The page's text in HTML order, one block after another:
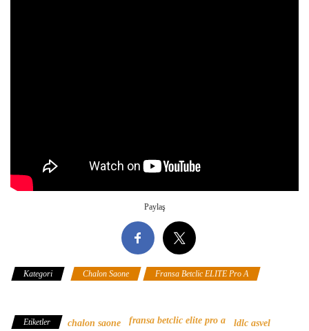
Paylaş
Kategori Chalon Saone Fransa Betclic ELITE Pro A
Etiketler chalon saone fransa betclic elite pro a
ldlc asvel